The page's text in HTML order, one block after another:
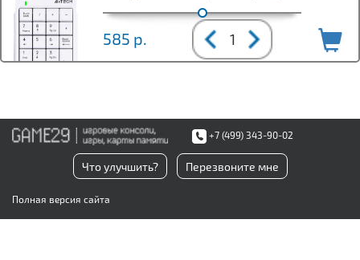
585 р.
+7 (499) 343-90-02
Что улучшить? Перезвоните мне
Полная версия сайта